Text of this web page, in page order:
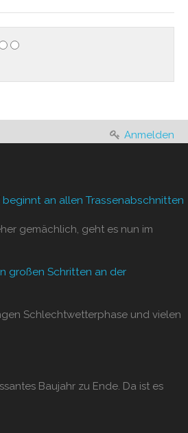
Anmelden
beginnt an allen Trassenabschnitten
gemächlich, geht es nun im
großen Schritten an der
Schlechtwetterphase und vielen
Baujahr zu Ende. Da ist es